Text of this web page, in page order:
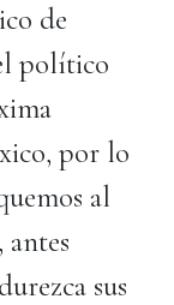
de
político
por lo
al
antes
sus